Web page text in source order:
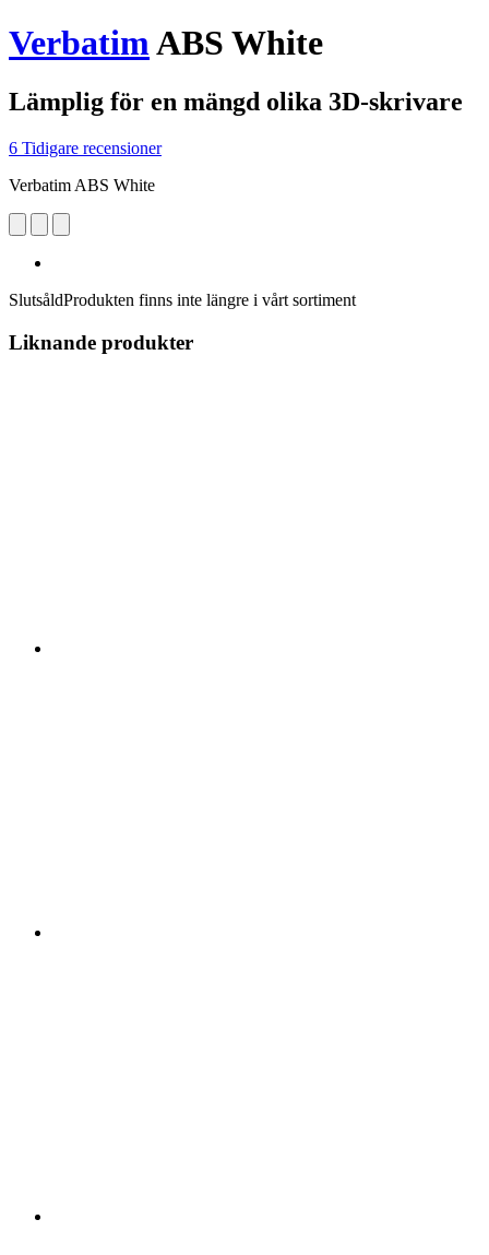
VerbatimABS White
Lämplig för en mängd olika 3D-skrivare
6 Tidigare recensioner
Verbatim ABS White
SlutsåldProdukten finns inte längre i vårt sortiment
Liknande produkter